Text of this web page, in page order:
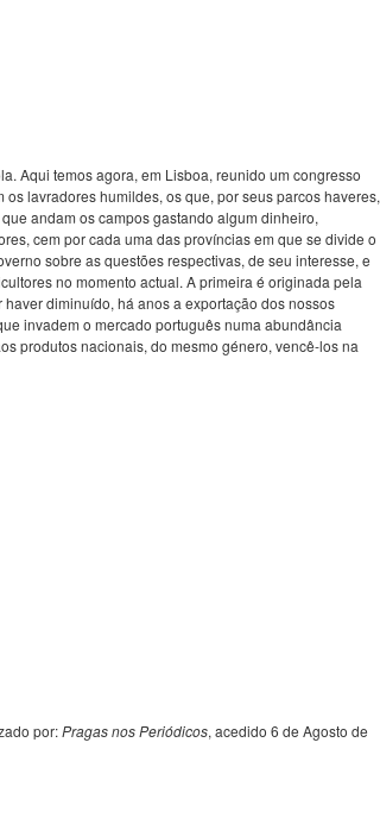
Aqui temos agora, em Lisboa, reunido um congresso
lavradores humildes, os que, por seus parcos haveres,
andam os campos gastando algum dinheiro,
cem por cada uma das províncias em que se divide o
sobre as questões respectivas, de seu interesse, e
no momento actual. A primeira é originada pela
diminuído, há anos a exportação dos nossos
invadem o mercado português numa abundância
produtos nacionais, do mesmo género, vencê-los na
por:Pragas nos Periódicos, acedido 6 de Agosto de